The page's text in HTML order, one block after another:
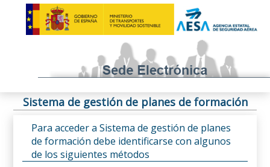
Sistema de gestión de planes de formación
Para acceder a Sistema de gestión de planes
de formación debe identificarse con algunos
de los siguientes métodos